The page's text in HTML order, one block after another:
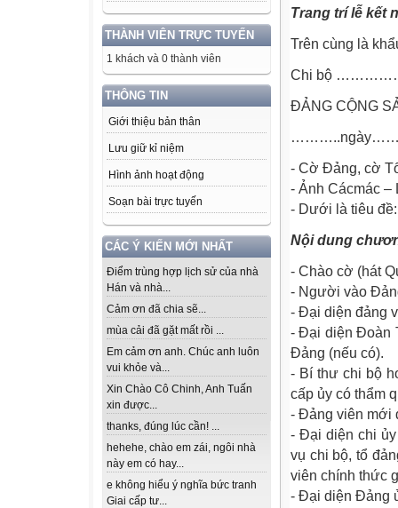
THÀNH VIÊN TRỰC TUYẾN
1 khách và 0 thành viên
THÔNG TIN
Giới thiệu bản thân
Lưu giữ kỉ niệm
Hình ảnh hoạt động
Soạn bài trực tuyến
CÁC Ý KIẾN MỚI NHẤT
Điểm trùng hợp lịch sử của nhà
Hán và nhà...
Cảm ơn đã chia sẽ...
mùa cải đã gặt mất rồi ...
Em cảm ơn anh. Chúc anh luôn
vui khỏe và...
Xin Chào Cô Chinh, Anh Tuấn
xin được...
thanks, đúng lúc cần! ...
hehehe, chào em zái, ngôi nhà
này em có hay...
e không hiểu ý nghĩa bức tranh
Giai cấp tư...
Trang trí lễ kết
Trên cùng là
Chi bộ
ĐẢNG CỘNG
- Cờ Đảng, cờ
- Ảnh Cácmác –
- Dưới là tiêu
Nội dung
- Chào cờ (hát
- Người vào
- Đại diện đảng
- Đại diện Đoàn
Đảng (nếu có).
- Bí thư chi bộ
cấp ủy có thẩm
- Đảng viên mới
- Đại diện chi
vụ chi bộ, tổ
viên chính thức
- Đại diện Đảng